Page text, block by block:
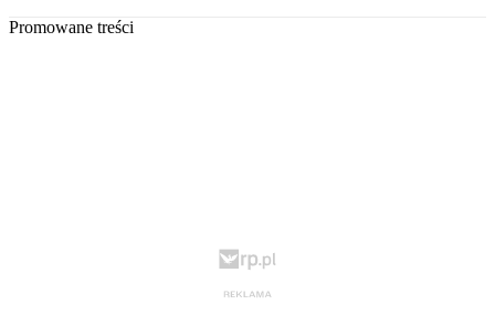
Promowane treści